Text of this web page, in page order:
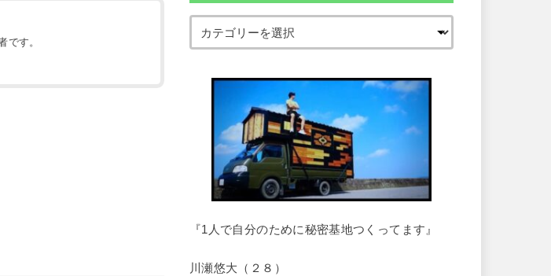
です。
『1人で自分のために秘密基地つくってます』
川瀬悠大（２８）